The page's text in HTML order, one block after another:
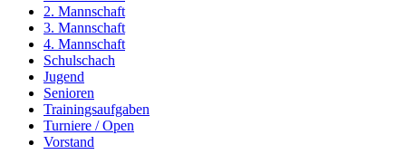
2. Mannschaft
3. Mannschaft
4. Mannschaft
Schulschach
Jugend
Senioren
Trainingsaufgaben
Turniere / Open
Vorstand